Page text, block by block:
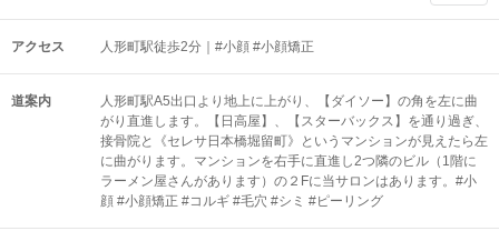
アクセス 人形町駅徒歩2分｜#小顔 #小顔矯正
道案内
人形町駅A5出口より地上に上がり、【ダイソー】の角を左に曲
がり直進します。【日高屋】、【スターバックス】を通り過ぎ、
接骨院と《セレサ日本橋堀留町》というマンションが見えたら左
に曲がります。マンションを右手に直進し2つ隣のビル（1階に
ラーメン屋さんがあります）の２Fに当サロンはあります。#小
顔 #小顔矯正 #コルギ #毛穴 #シミ #ピーリング